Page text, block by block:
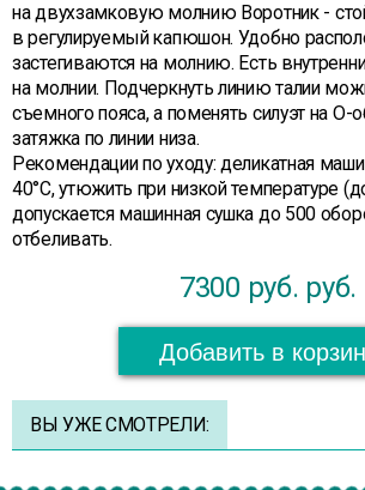
на двухзамковую молнию Воротник -
в регулируемый капюшон. Удобно
застегиваются на молнию. Есть
на молнии. Подчеркнуть линию талии
съемного пояса, а поменять силуэт на
затяжка по линии низа.
Рекомендации по уходу: деликатная
40°С, утюжить при низкой температуре
допускается машинная сушка до 500
отбеливать.
7300 руб. руб.
Добавить в
ВЫ УЖЕ СМОТРЕЛИ: